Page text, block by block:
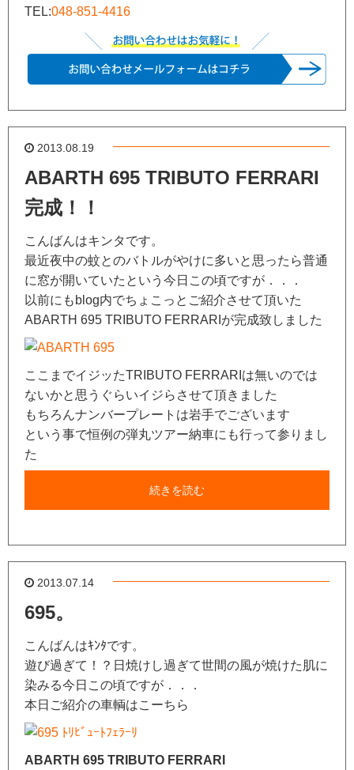
TEL:048-851-4416
2013.08.19
ABARTH 695 TRIBUTO FERRARI
完成！！
こんばんはキンタです。
最近夜中の蚊とのバトルがやけに多いと思ったら普通
に窓が開いていたという今日この頃ですが．．．
以前にもblog内でちょこっとご紹介させて頂いた
ABARTH 695 TRIBUTO FERRARIが完成致しました
ここまでイジッたTRIBUTO FERRARIは無いのでは
ないかと思うぐらいイジらさせて頂きました
もちろんナンバープレートは岩手でございます
という事で恒例の弾丸ツアー納車にも行って参りまし
た
続きを読む
2013.07.14
695。
こんばんはｷﾝﾀです。
遊び過ぎて！？日焼けし過ぎて世間の風が焼けた肌に
染みる今日この頃ですが．．．
本日ご紹介の車輌はこーちら
ABARTH 695 TRIBUTO FERRARI